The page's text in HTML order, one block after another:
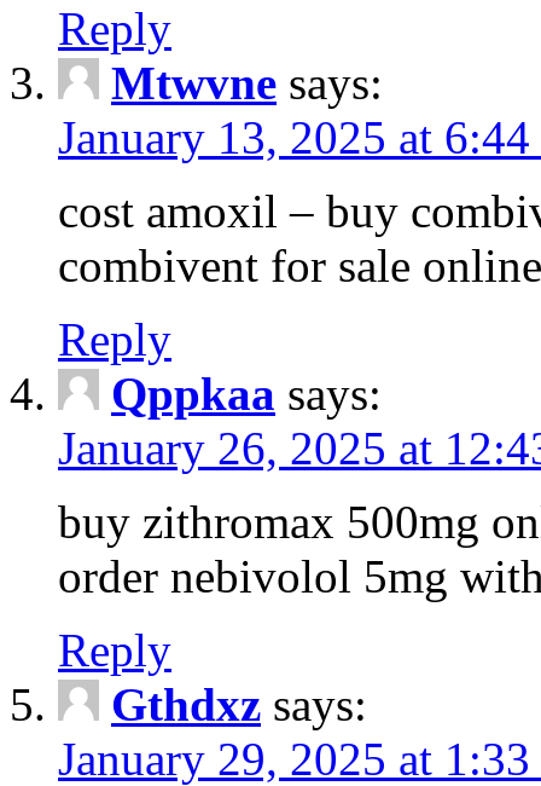
Reply
Mtwvne says:
January 13, 2025 at
cost amoxil – buy
combivent for sale online
Reply
Qppkaa says:
January 26, 2025 at
buy zithromax 500mg
order nebivolol 5mg
Reply
Gthdxz says:
January 29, 2025 at